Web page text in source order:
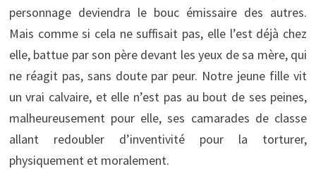
personnage deviendra le bouc émissaire des autres.
Mais comme si cela ne suffisait pas, elle l’est déjà chez
elle, battue par son père devant les yeux de sa mère, qui
ne réagit pas, sans doute par peur. Notre jeune fille vit
un vrai calvaire, et elle n’est pas au bout de ses peines,
malheureusement pour elle, ses camarades de classe
allant redoubler d’inventivité pour la torturer,
physiquement et moralement.